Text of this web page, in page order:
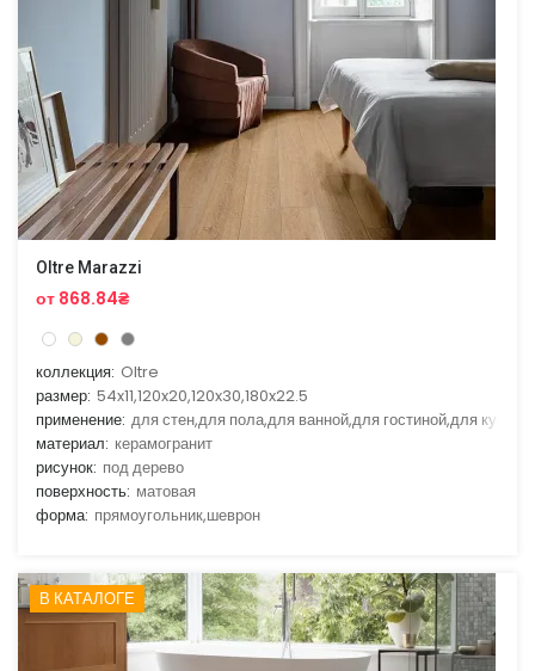
Oltre Marazzi
от 868.84₴
коллекция: Oltre
размер: 54x11,120x20,120x30,180x22.5
применение: для стен,для пола,для ванной,для гостиной,для кухни
материал: керамогранит
рисунок: под дерево
поверхность: матовая
форма: прямоугольник,шеврон
В КАТАЛОГЕ